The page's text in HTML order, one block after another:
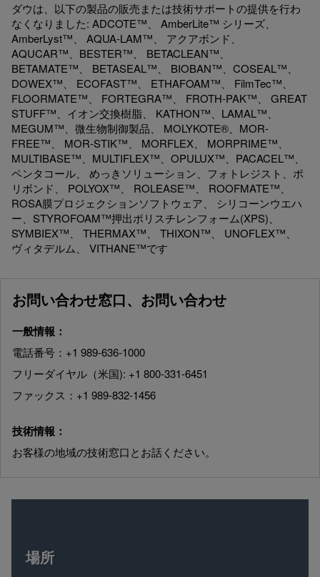
ダウは、以下の製品の販売または技術サポートの提供を行わ
なくなりました: ADCOTE™、 AmberLite™ シリーズ、
AmberLyst™、 AQUA-LAM™、 アクアボンド、
AQUCAR™、BESTER™、 BETACLEAN™、
BETAMATE™、 BETASEAL™、 BIOBAN™、COSEAL™、
DOWEX™、 ECOFAST™、 ETHAFOAM™、 FilmTec™、
FLOORMATE™、 FORTEGRA™、 FROTH-PAK™、 GREAT
STUFF™、イオン交換樹脂、 KATHON™、LAMAL™、
MEGUM™、微生物制御製品、 MOLYKOTE®、MOR-
FREE™、 MOR-STIK™、 MORFLEX、 MORPRIME™、
MULTIBASE™、MULTIFLEX™、OPULUX™、PACACEL™、
ペンタコール、 めっきソリューション、フォトレジスト、ポ
リボンド、 POLYOX™、 ROLEASE™、 ROOFMATE™、
ROSA膜プロジェクションソフトウェア、 シリコーンウエハ
ー、STYROFOAM™押出ポリスチレンフォーム(XPS)、
SYMBIEX™、 THERMAX™、 THIXON™、 UNOFLEX™、
ヴィタデルム、 VITHANE™です
お問い合わせ窓口、お問い合わせ
一般情報：
電話番号：+1 989-636-1000
フリーダイヤル（米国): +1 800-331-6451
ファックス：+1 989-832-1456
技術情報：
お客様の地域の技術窓口とお話ください。
場所